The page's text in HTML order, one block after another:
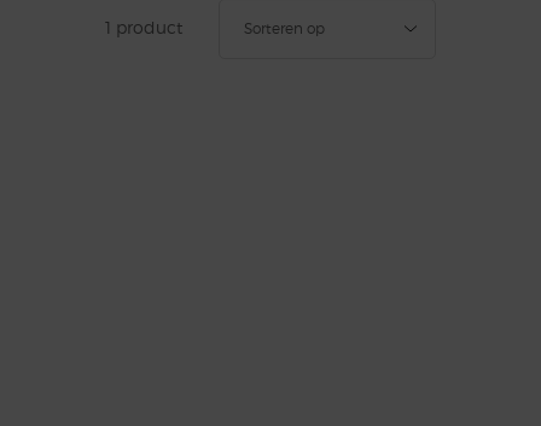
1 product
Sorteren op